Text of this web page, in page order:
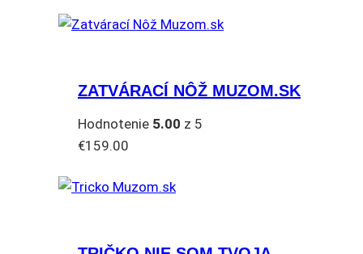
vybrať
produktu.
produkt
variantov.
vybrať
produktu.
ZATVÁRACÍ NÔŽ MUZOM.SK
Hodnotenie 5.00 z 5
€159.00